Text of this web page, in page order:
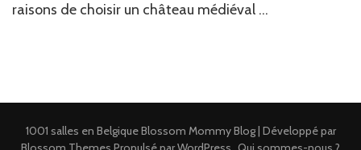
raisons de choisir un château médiéval …
1001 salles en BelgiqueBlossom Mommy Blog | Développé par